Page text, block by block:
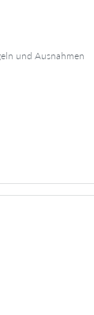
und Ausnahmen